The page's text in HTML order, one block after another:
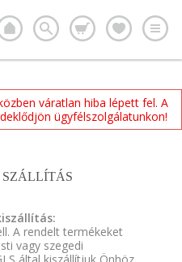
váratlan hiba lépett fel. A
ügyfélszolgálatunkon!
SZÁLLÍTÁS
A rendelt termékeket
vagy szegedi